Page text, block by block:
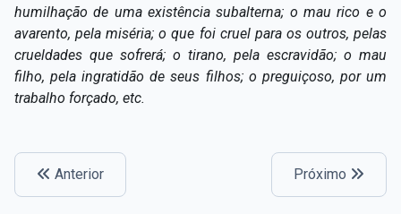
humilhação de uma existência subalterna; o mau rico e o
avarento, pela miséria; o que foi cruel para os outros, pelas
crueldades que sofrerá; o tirano, pela escravidão; o mau
filho, pela ingratidão de seus filhos; o preguiçoso, por um
trabalho forçado, etc.
Anterior Próximo